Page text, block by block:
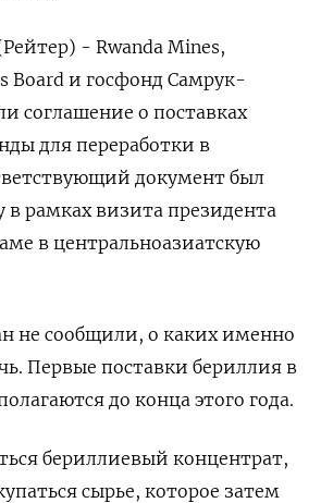
- Rwanda Mines,
Board и госфонд Самрук-
соглашение о поставках
для переработки в
документ был
в рамках визита президента
в центральноазиатскую
не сообщили, о каких именно
Первые поставки бериллия в
до конца этого года.
бериллиевый концентрат,
сырье, которое затем